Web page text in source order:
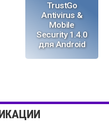
TrustGo
Antivirus &
Mobile
Security 1.4.0
для Android
Uplink 0.98
для Android